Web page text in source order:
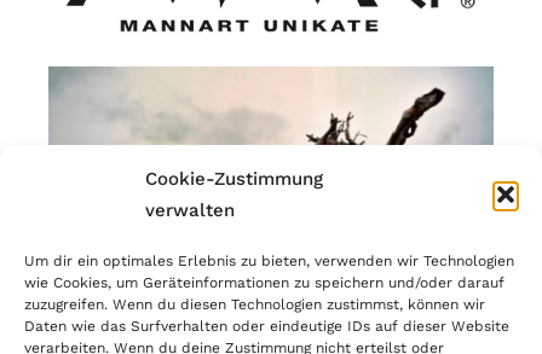
Cookie-Zustimmung
verwalten
Um dir ein optimales Erlebnis zu bieten, verwenden wir Technologien
wie Cookies, um Geräteinformationen zu speichern und/oder darauf
zuzugreifen. Wenn du diesen Technologien zustimmst, können wir
Daten wie das Surfverhalten oder eindeutige IDs auf dieser Website
verarbeiten. Wenn du deine Zustimmung nicht erteilst oder